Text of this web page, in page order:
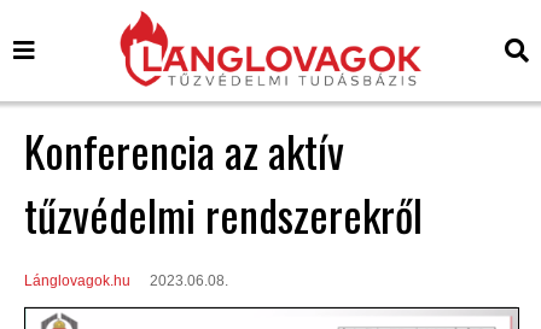
Konferencia az aktív
tűzvédelmi rendszerekről
Lánglovagok.hu 2023.06.08.